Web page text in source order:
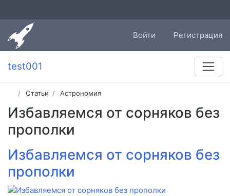
Войти Регистрация
test001
Статьи Астрономия
Избавляемся от сорняков без
прополки
Избавляемся от сорняков без
прополки